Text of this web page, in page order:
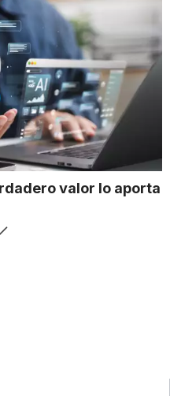
valor lo aporta